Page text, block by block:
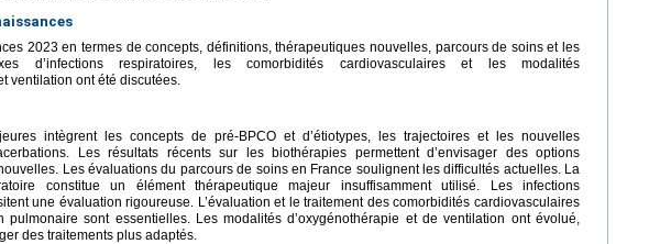
2023 en termes de concepts, définitions, thérapeutiques nouvelles, parcours de soins et les
d’infections respiratoires, les comorbidités cardiovasculaires et les modalités
ventilation ont été discutées.
intègrent les concepts de pré-BPCO et d’étiotypes, les trajectoires et les nouvelles
Les résultats récents sur les biothérapies permettent d’envisager des options
Les évaluations du parcours de soins en France soulignent les difficultés actuelles. La
constitue un élément thérapeutique majeur insuffisamment utilisé. Les infections
une évaluation rigoureuse. L’évaluation et le traitement des comorbidités cardiovasculaires
pulmonaire sont essentielles. Les modalités d’oxygénothérapie et de ventilation ont évolué,
des traitements plus adaptés.